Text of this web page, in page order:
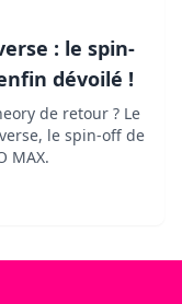
: le spin-
dévoilé !
de retour ? Le
le spin-off de
MAX.